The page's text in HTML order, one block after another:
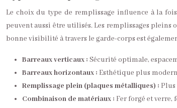
Le choix du type de remplissage influence à la
peuvent aussi être utilisés. Les remplissages
bonne visibilité à travers le garde-corps est
Barreaux verticaux : Sécurité optimale,
Barreaux horizontaux : Esthétique plus
Remplissage plein (plaques métalliques) : Plus
Combinaison de matériaux : Fer forgé et verre,